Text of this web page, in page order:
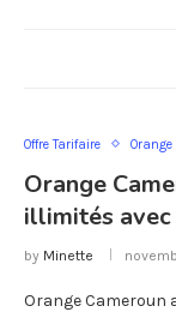
Offre Tarifaire Orange
Orange
illimités
by Minette
Orange Cameroun